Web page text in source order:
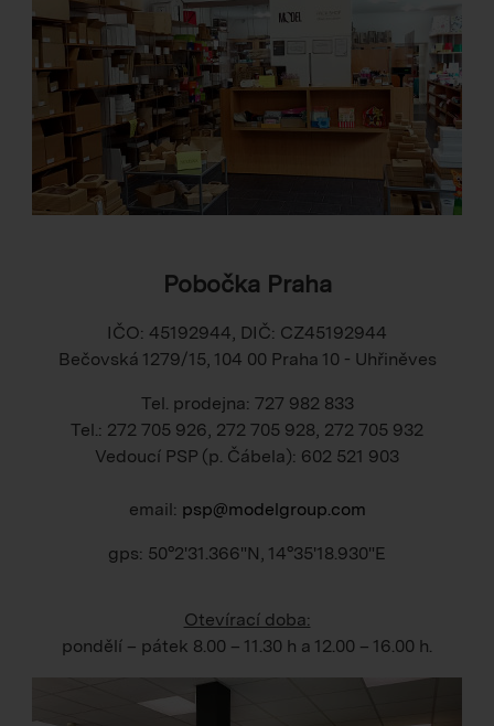
Pobočka Praha
IČO: 45192944, DIČ: CZ45192944
Bečovská 1279/15, 104 00 Praha 10 - Uhřiněves
Tel. prodejna: 727 982 833
Tel.: 272 705 926, 272 705 928, 272 705 932
Vedoucí PSP (p. Čábela): 602 521 903
email: psp@modelgroup.com
gps: 50°2'31.366"N, 14°35'18.930"E
Otevírací doba:
pondělí – pátek 8.00 – 11.30 h a 12.00 – 16.00 h